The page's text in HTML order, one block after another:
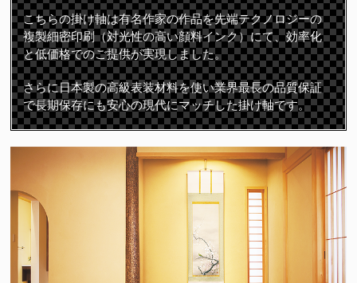
こちらの掛け軸は有名作家の作品を先端テクノロジーの
複製細密印刷（対光性の高い顔料インク）にて、効率化
と低価格でのご提供が実現しました。
さらに日本製の高級表装材料を使い業界最長の品質保証
で長期保存にも安心の現代にマッチした掛け軸です。